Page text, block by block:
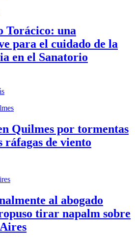
Torácico: una
para el cuidado de la
en el Sanatorio
Quilmes por tormentas
ráfagas de viento
al abogado
tirar napalm sobre